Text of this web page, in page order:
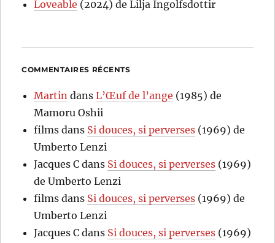
Loveable (2024) de Lilja Ingolfsdottir
COMMENTAIRES RÉCENTS
Martin dansL’Œuf de l’ange (1985) de
Mamoru Oshii
films dans Si douces, si perverses (1969) de
Umberto Lenzi
Jacques C dans Si douces, si perverses (1969)
de Umberto Lenzi
films dans Si douces, si perverses (1969) de
Umberto Lenzi
Jacques C dans Si douces, si perverses (1969)